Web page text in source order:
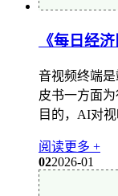
《每日经
音视频终端
皮书一方面
目的，AI对
阅读更多 +
022026-01